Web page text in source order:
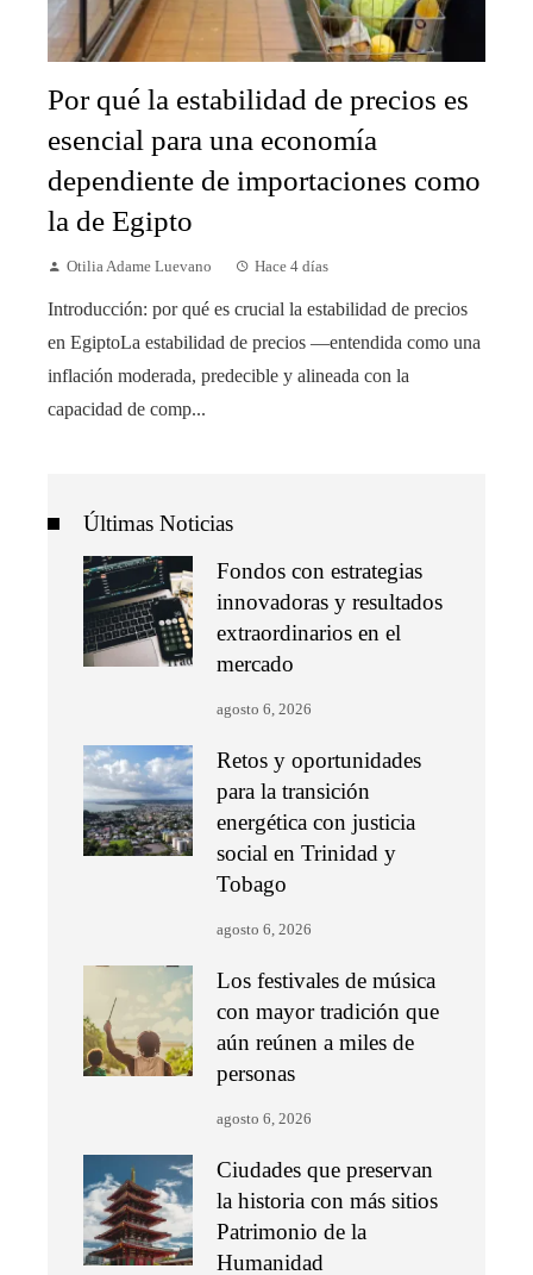
Por qué la estabilidad de precios es
esencial para una economía
dependiente de importaciones como
la de Egipto
Otilia Adame Luevano Hace 4 días
Introducción: por qué es crucial la estabilidad de precios
en EgiptoLa estabilidad de precios —entendida como una
inflación moderada, predecible y alineada con la
capacidad de comp...
Últimas Noticias
Fondos con estrategias
innovadoras y resultados
extraordinarios en el
mercado
agosto 6, 2026
Retos y oportunidades
para la transición
energética con justicia
social en Trinidad y
Tobago
agosto 6, 2026
Los festivales de música
con mayor tradición que
aún reúnen a miles de
personas
agosto 6, 2026
Ciudades que preservan
la historia con más sitios
Patrimonio de la
Humanidad